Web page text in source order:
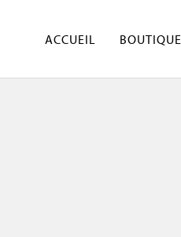
ACCUEIL
BOUTIQUE